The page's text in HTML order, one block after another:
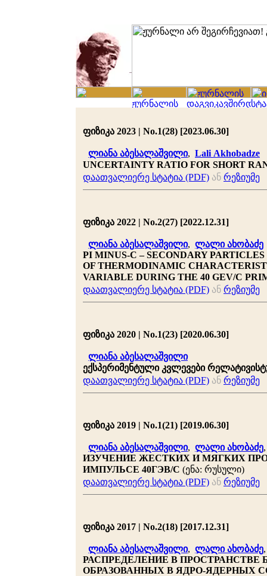
ფიზიკა 2023 | No.1(28) [2023.06.30]
ლიანა აბესალაშვილი, Lali Akhobadze
UNCERTAINTY RATIO FOR SHORT
დაათვალიერე სტატია (PDF) ან რეზიუმე
ფიზიკა 2022 | No.2(27) [2022.12.31]
ლიანა აბესალაშვილი, ლალი ახობაძე
PI MINUS-C – SECONDARY
OF THERMODINAMIC
VARIABLE DURING THE 40 GEV/C
დაათვალიერე სტატია (PDF) ან რეზიუმე
ფიზიკა 2020 | No.1(23) [2020.06.30]
ლიანა აბესალაშვილი
ექსპერიმენტული კვლევები
დაათვალიერე სტატია (PDF) ან რეზიუმე
ფიზიკა 2019 | No.1(21) [2019.06.30]
ლიანა აბესალაშვილი, ლალი ახობაძე
ИЗУЧЕНИЕ ЖЕСТКИХ И МЯГКИХ
ИМПУЛЬСЕ 40ГЭВ/C (ენა: რუსული)
დაათვალიერე სტატია (PDF) ან რეზიუმე
ფიზიკა 2017 | No.2(18) [2017.12.31]
ლიანა აბესალაშვილი, ლალი ახობაძე
РАСПРЕДЕЛЕНИЕ В
ОБРАЗОВАННЫХ В ЯДРО-ЯДЕРНЫХ